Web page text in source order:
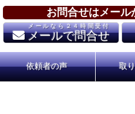
お問合せはメール
メールで問合せ
メールなら２４時間受付
依頼者の声 取